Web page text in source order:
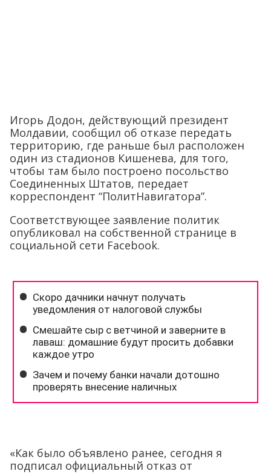
Игорь Додон, действующий президент
Молдавии, сообщил об отказе передать
территорию, где раньше был расположен
один из стадионов Кишенева, для того,
чтобы там было построено посольство
Соединенных Штатов, передает
корреспондент “ПолитНавигатора”.
Соответствующее заявление политик
опубликовал на собственной странице в
социальной сети Facebook.
«Как было объявлено ранее, сегодня я
подписал официальный отказ от